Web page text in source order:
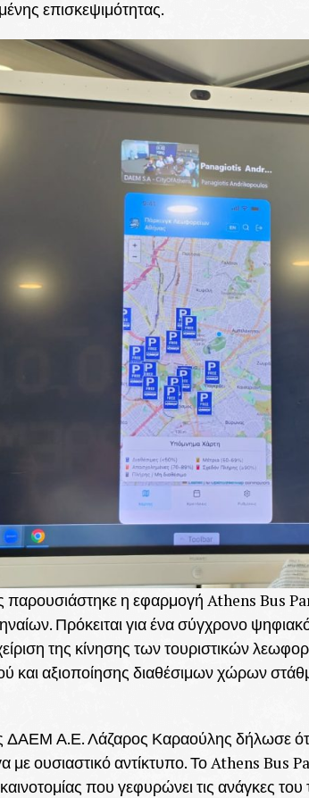
επισκεψιμότητας.
παρουσιάστηκε η εφαρμογή Athens Bus
Πρόκειται για ένα σύγχρονο
της κίνησης των τουριστικών
και αξιοποίησης διαθέσιμων χώρων
ΔΑΕΜ Α.Ε. Λάζαρος Καραούλης δήλωσε
ουσιαστικό αντίκτυπο. Το Athens Bus
που γεφυρώνει τις ανάγκες